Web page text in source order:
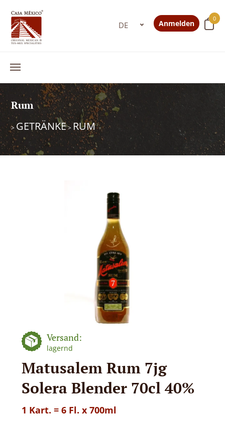
0
Anmelden
Rum
> GETRÄNKE> RUM
Versand:
lagernd
Matusalem Rum 7jg
Solera Blender 70cl 40%
1 Kart. = 6 Fl. x 700ml